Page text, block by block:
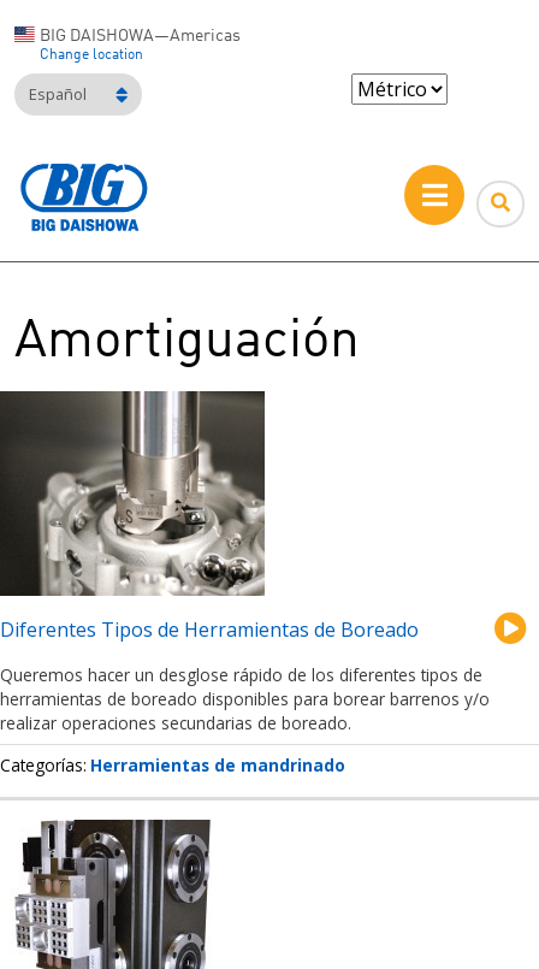
BIG DAISHOWA—Americas
Change location
Español
Amortiguación
Diferentes Tipos de Herramientas de Boreado
Queremos hacer un desglose rápido de los diferentes tipos de
herramientas de boreado disponibles para borear barrenos y/o
realizar operaciones secundarias de boreado.
Categorías Herramientas de mandrinado